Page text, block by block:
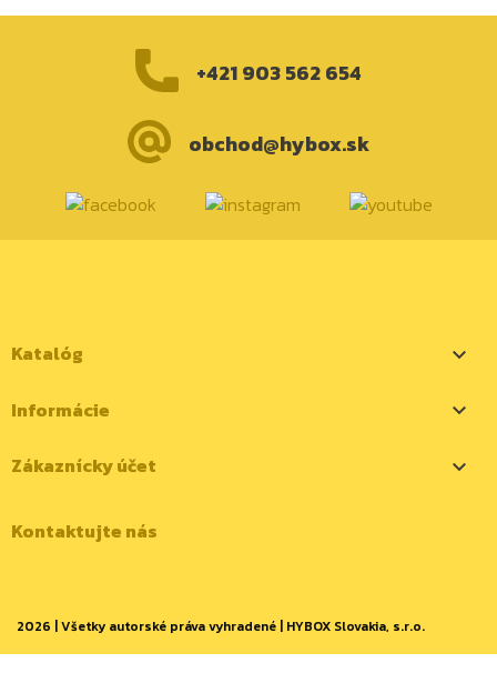
+421 903 562 654
obchod@hybox.sk
Katalóg 
Informácie 
Zákaznícky účet 
Kontaktujte nás
2026 | Všetky autorské práva vyhradené | HYBOX Slovakia, s.r.o.